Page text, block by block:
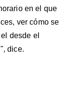
en el que
ver cómo se
desde el
dice.